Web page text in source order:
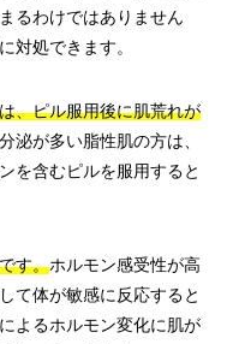
るわけではありません
対処できます。
、ピル服用後に肌荒れが
泌が多い脂性肌の方は、
を含むピルを服用すると
す。ホルモン感受性が高
て体が敏感に反応すると
よるホルモン変化に肌が